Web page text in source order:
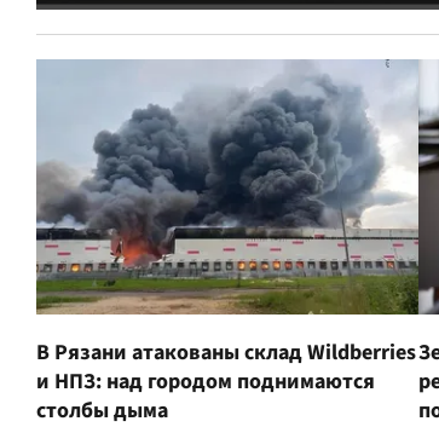
В Рязани атакованы склад Wildberries
и НПЗ: над городом поднимаются
столбы дыма